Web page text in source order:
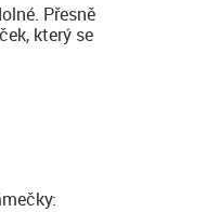
Přesně
který se